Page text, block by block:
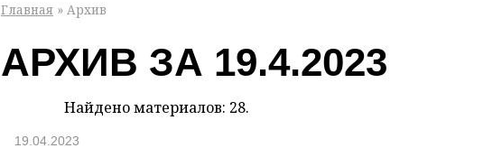
Главная » Архив
АРХИВ ЗА 19.4.2023
Найдено материалов: 28.
19.04.2023